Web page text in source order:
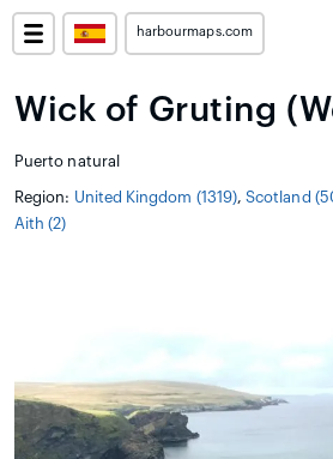
harbourmaps.com
Wick of Gruting
Puerto natural
Region: United Kingdom (1319),Scotland
Aith (2)